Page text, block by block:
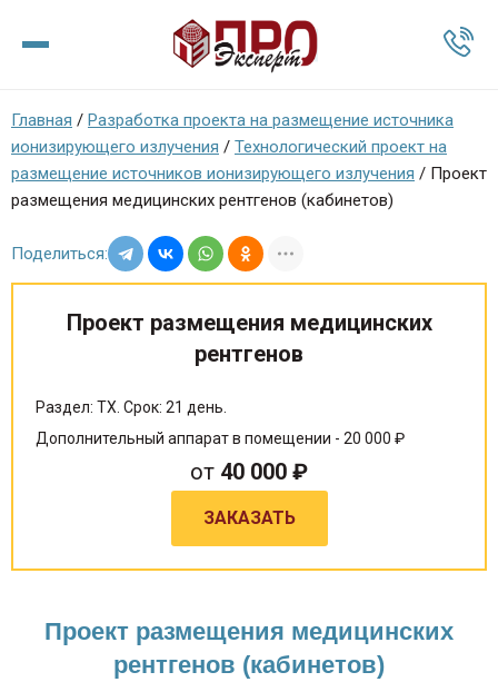
Главная / Разработка проекта на размещение источника
ионизирующего излучения / Технологический проект на
размещение источников ионизирующего излучения / Проект
размещения медицинских рентгенов (кабинетов)
Поделиться:
Проект размещения медицинских
рентгенов
Раздел: ТХ. Срок: 21 день.
Дополнительный аппарат в помещении - 20 000 ₽
от 40 000 ₽
ЗАКАЗАТЬ
Проект размещения медицинских
рентгенов (кабинетов)